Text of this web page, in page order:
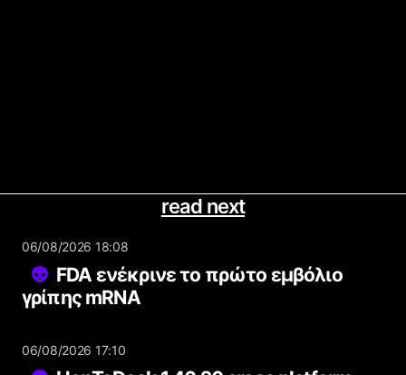
read next
06/08/2026 18:08
FDA ενέκρινε το πρώτο εμβόλιο
γρίπης mRNA
06/08/2026 17:10